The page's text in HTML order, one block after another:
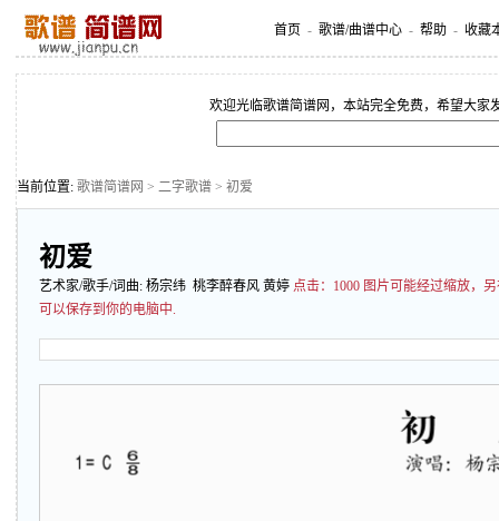
首页 - 歌谱/曲谱中心 - 帮助 - 收藏
欢迎光临歌谱简谱网，本站完全免费，希望大家
当前位置: 歌谱简谱网 > 二字歌谱 > 初爱
初爱
艺术家/歌手/词曲: 杨宗纬 桃李醉春风 黄婷 点击： 1000 图片可能经过缩放，
可以保存到你的电脑中.